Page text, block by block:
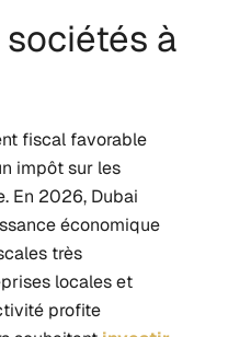
à
fiscal favorable
impôt sur les
En 2026, Dubai
économique
très
locales et
profite